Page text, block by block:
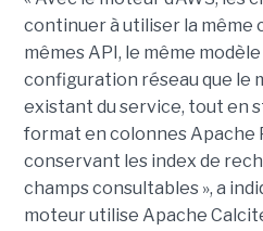
continuer à utiliser la même
mêmes API, le même
configuration réseau que le
existant du service, tout en
format en colonnes Apache
conservant les index de
champs consultables », a
moteur utilise Apache